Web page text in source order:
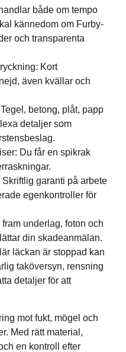
både om tempo
kännedom om Furby-
och transparenta
Kort
även kvällar och
betong, plåt, papp
detaljer som
Du får en spikrak
garanti på arbete
egenkontroller för
underlag, foton och
din skadeanmälan.
läckan är stoppad kan
taköversyn, rensning
detaljer för att
mot fukt, mögel och
Med rätt material,
en kontroll efter